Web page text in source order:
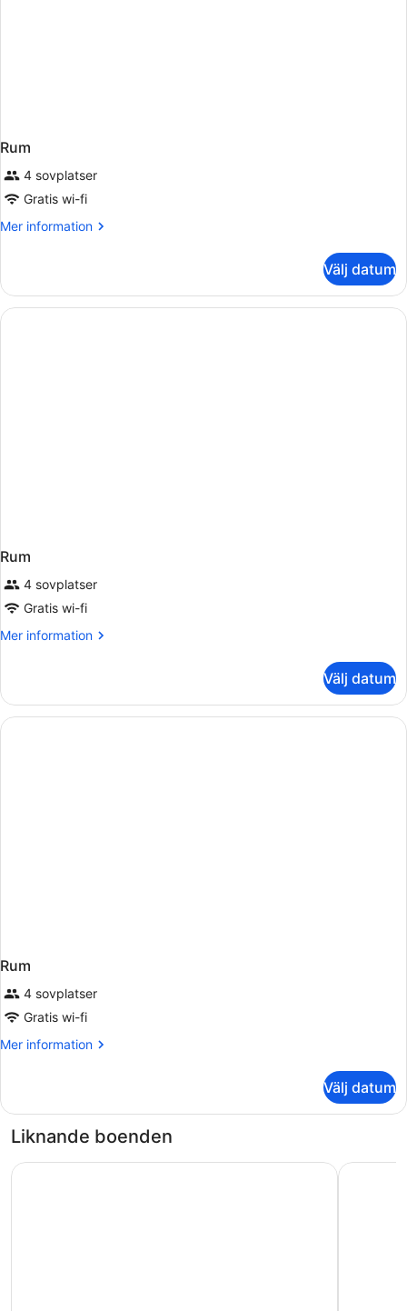
Rum
4 sovplatser
Gratis wi-fi
Mer information
Mer
Välj datum
Rum
4 sovplatser
Gratis wi-fi
Mer information
Mer
Välj datum
Rum
4 sovplatser
Gratis wi-fi
Mer information
Mer
Välj datum
Liknande boenden
Microtel by Wyndham Songzi Holiday